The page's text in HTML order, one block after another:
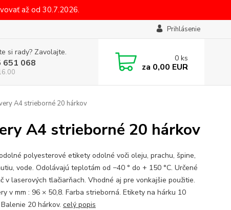
až od 30.7.2026.
Prihlásenie
si rady? Zavolajte.
651 068 0 ks
za 0,00 EUR
A4 strieborné 20 hárkov
A4 strieborné 20 hárkov
polyesterové etikety odolné voči oleju, prachu, špine,
vode. Odolávajú teplotám od −40 ° do + 150 °C. Určené
v laserových tlačiarňach. Vhodné aj pre vonkajšie použitie.
v mm : 96 × 50,8. Farba strieborná. Etikety na hárku 10
20 hárkov. celý popis